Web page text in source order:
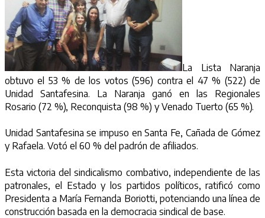
La Lista Naranja
obtuvo el 53 % de los votos (596) contra el 47 % (522) de
Unidad Santafesina. La Naranja ganó en las Regionales
Rosario (72 %), Reconquista (98 %) y Venado Tuerto (65 %).
Unidad Santafesina se impuso en Santa Fe, Cañada de Gómez
y Rafaela. Votó el 60 % del padrón de afiliados.
Esta victoria del sindicalismo combativo, independiente de las
patronales, el Estado y los partidos políticos, ratificó como
Presidenta a María Fernanda Boriotti, potenciando una línea de
construcción basada en la democracia sindical de base.